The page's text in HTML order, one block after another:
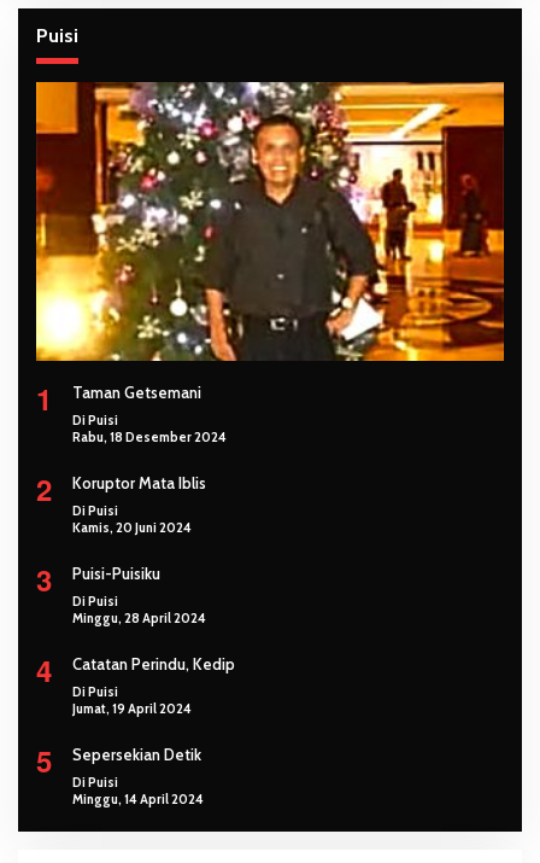
Puisi
1 Taman Getsemani
Di Puisi
Rabu, 18 Desember 2024
2 Koruptor Mata Iblis
Di Puisi
Kamis, 20 Juni 2024
3 Puisi-Puisiku
Di Puisi
Minggu, 28 April 2024
4 Catatan Perindu, Kedip
Di Puisi
Jumat, 19 April 2024
5 Sepersekian Detik
Di Puisi
Minggu, 14 April 2024